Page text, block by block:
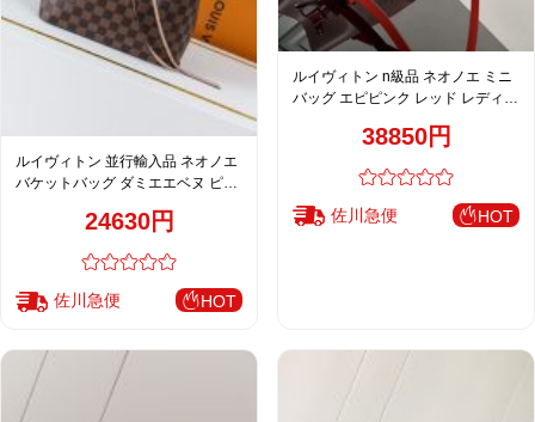
ルイヴィトン 並行輸入品 ネオノエ
バケットバッグ ダミエエベヌ ピン
24630円
佐川急便 HOT
ルイヴィトン n級品 ネオノエ ミニ
バッグ エピピンク レッド レディー
38850円
佐川急便 HOT